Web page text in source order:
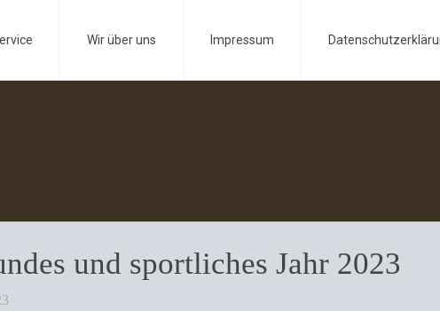
Wir über uns Impressum
und sportliches Jahr 2023